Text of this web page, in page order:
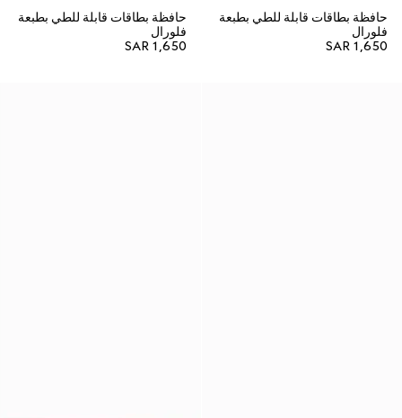
حافظة بطاقات قابلة للطي بطبعة
فلورال
SAR 1,650
حافظة بطاقات قابلة للطي بطبعة
فلورال
SAR 1,650